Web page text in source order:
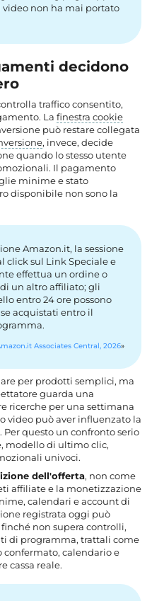
non ha mai portato
decidono
traffico consentito,
La finestra cookie
può restare collegata
, invece, decide
quando lo stesso utente
Il pagamento
minime e stato
disponibile non sono la
Amazon.it, la sessione
click sul Link Speciale e
effettua un ordine o
un altro affiliato; gli
entro 24 ore possono
acquistati entro il
Associates Central, 2026
per prodotti semplici, ma
guarda una
ricerche per una settimana
video può aver influenzato la
questo un confronto serio
modello di ultimo clic,
univoci.
dell'offerta, non come
affiliate e la monetizzazione
calendari e account di
registrata oggi può
non supera controlli,
di programma, trattali come
confermato, calendario e
cassa reale.